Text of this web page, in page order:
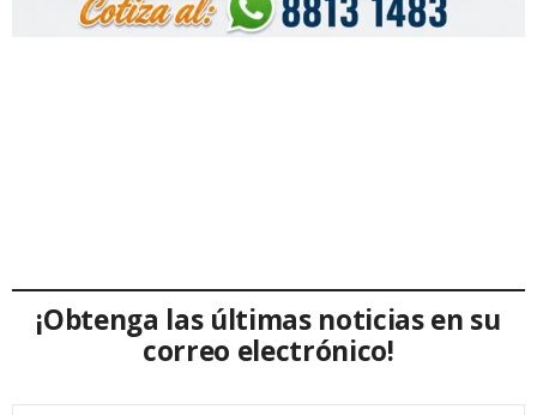
¡Obtenga las últimas noticias en su
correo electrónico!